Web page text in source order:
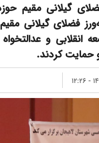
گیلانی مقیم
فضلای گیلانی
انقلابی و
حمایت کردند.